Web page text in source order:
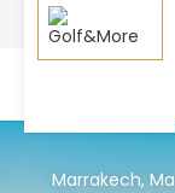
Marrakech,